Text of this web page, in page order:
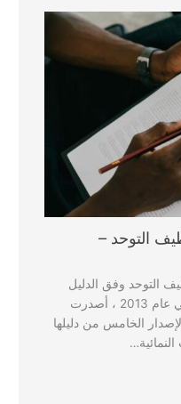
التوحد –
التوحد وفق الدليل
التشخيصي الخامس – DSM-5؟ في عام 2013 ، أصدرت
الخامس من دليلها